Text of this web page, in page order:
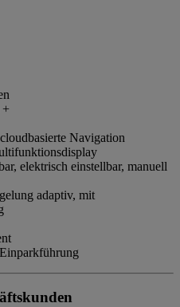
+
Navigation
elektrisch einstellbar, manuell
adaptiv, mit